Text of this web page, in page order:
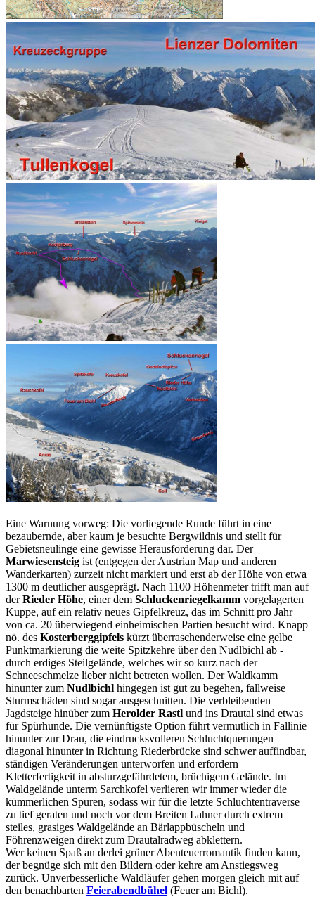
Eine Warnung vorweg: Die vorliegende Runde führt in eine
bezaubernde, aber kaum je besuchte Bergwildnis und stellt für
Gebietsneulinge eine gewisse Herausforderung dar. Der
Marwiesensteig ist (entgegen der Austrian Map und anderen
Wanderkarten) zurzeit nicht markiert und erst ab der Höhe von etwa
1300 m deutlicher ausgeprägt. Nach 1100 Höhenmeter trifft man auf
derRieder Höhe, einer dem Schluckenriegelkamm vorgelagerten
Kuppe, auf ein relativ neues Gipfelkreuz, das im Schnitt pro Jahr
von ca. 20 überwiegend einheimischen Partien besucht wird. Knapp
nö. des Kosterberggipfels kürzt überraschenderweise eine gelbe
Punktmarkierung die weite Spitzkehre über den Nudlbichl ab -
durch erdiges Steilgelände, welches wir so kurz nach der
Schneeschmelze lieber nicht betreten wollen. Der Waldkamm
hinunter zum Nudlbichl hingegen ist gut zu begehen, fallweise
Sturmschäden sind sogar ausgeschnitten. Die verbleibenden
Jagdsteige hinüber zum Herolder Rastl und ins Drautal sind etwas
für Spürhunde. Die vernünftigste Option führt vermutlich in Fallinie
hinunter zur Drau, die eindrucksvolleren Schluchtquerungen
diagonal hinunter in Richtung Riederbrücke sind schwer auffindbar,
ständigen Veränderungen unterworfen und erfordern
Kletterfertigkeit in absturzgefährdetem, brüchigem Gelände. Im
Waldgelände unterm Sarchkofel verlieren wir immer wieder die
kümmerlichen Spuren, sodass wir für die letzte Schluchtentraverse
zu tief geraten und noch vor dem Breiten Lahner durch extrem
steiles, grasiges Waldgelände an Bärlappbüscheln und
Föhrenzweigen direkt zum Drautalradweg abklettern.
Wer keinen Spaß an derlei grüner Abenteuerromantik finden kann,
der begnüge sich mit den Bildern oder kehre am Anstiegsweg
zurück. Unverbesserliche Waldläufer gehen morgen gleich mit auf
den benachbarten Feierabendbühel (Feuer am Bichl).